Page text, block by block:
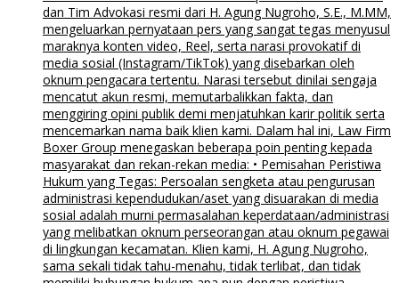
dan Tim Advokasi resmi dari H. Agung Nugroho, S.E., M.MM,
mengeluarkan pernyataan pers yang sangat tegas menyusul
maraknya konten video, Reel, serta narasi provokatif di
media sosial (Instagram/TikTok) yang disebarkan oleh
oknum pengacara tertentu. Narasi tersebut dinilai sengaja
mencatut akun resmi, memutarbalikkan fakta, dan
menggiring opini publik demi menjatuhkan karir politik serta
mencemarkan nama baik klien kami. Dalam hal ini, Law Firm
Boxer Group menegaskan beberapa poin penting kepada
masyarakat dan rekan-rekan media: • Pemisahan Peristiwa
Hukum yang Tegas: Persoalan sengketa atau pengurusan
administrasi kependudukan/aset yang disuarakan di media
sosial adalah murni permasalahan keperdataan/administrasi
yang melibatkan oknum perseorangan atau oknum pegawai
di lingkungan kecamatan. Klien kami, H. Agung Nugroho,
sama sekali tidak tahu-menahu, tidak terlibat, dan tidak